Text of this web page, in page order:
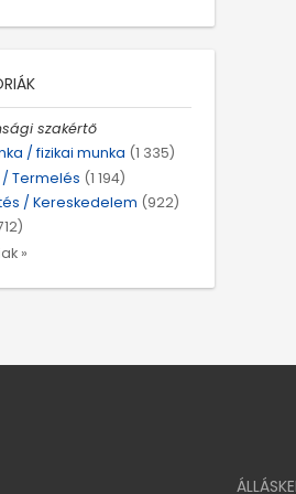
szakértő
/ fizikai munka (1 335)
Termelés (1 194)
/ Kereskedelem (922)
»